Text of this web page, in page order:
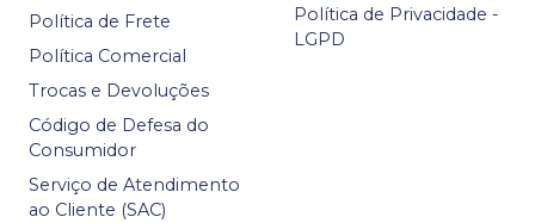
Política de Frete
Política Comercial
Trocas e Devoluções
Código de Defesa do
Consumidor
Serviço de Atendimento
ao Cliente (SAC)
Política de Privacidade -
LGPD